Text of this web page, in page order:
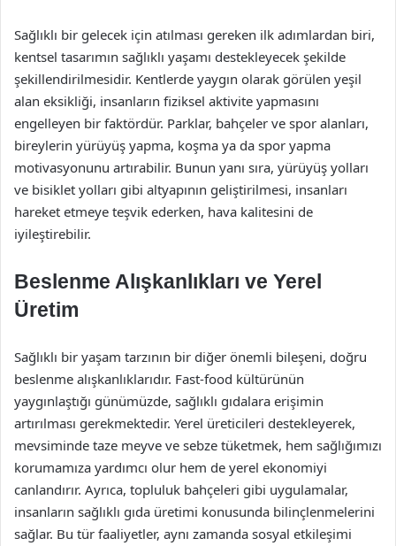
Sağlıklı bir gelecek için atılması gereken ilk adımlardan biri,
kentsel tasarımın sağlıklı yaşamı destekleyecek şekilde
şekillendirilmesidir. Kentlerde yaygın olarak görülen yeşil
alan eksikliği, insanların fiziksel aktivite yapmasını
engelleyen bir faktördür. Parklar, bahçeler ve spor alanları,
bireylerin yürüyüş yapma, koşma ya da spor yapma
motivasyonunu artırabilir. Bunun yanı sıra, yürüyüş yolları
ve bisiklet yolları gibi altyapının geliştirilmesi, insanları
hareket etmeye teşvik ederken, hava kalitesini de
iyileştirebilir.
Beslenme Alışkanlıkları ve Yerel
Üretim
Sağlıklı bir yaşam tarzının bir diğer önemli bileşeni, doğru
beslenme alışkanlıklarıdır. Fast-food kültürünün
yaygınlaştığı günümüzde, sağlıklı gıdalara erişimin
artırılması gerekmektedir. Yerel üreticileri destekleyerek,
mevsiminde taze meyve ve sebze tüketmek, hem sağlığımızı
korumamıza yardımcı olur hem de yerel ekonomiyi
canlandırır. Ayrıca, topluluk bahçeleri gibi uygulamalar,
insanların sağlıklı gıda üretimi konusunda bilinçlenmelerini
sağlar. Bu tür faaliyetler, aynı zamanda sosyal etkileşimi